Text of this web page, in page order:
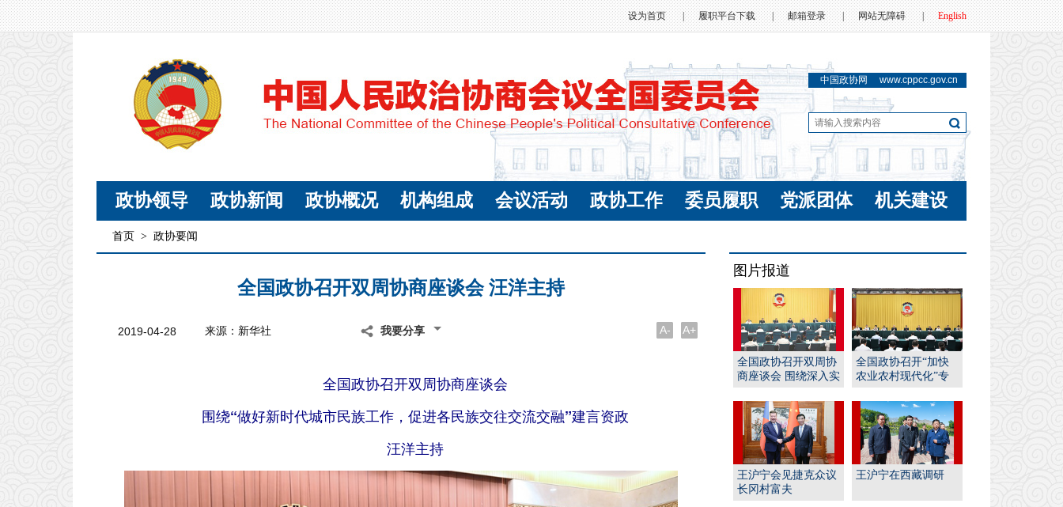
设为首页 履职平台下载 | 邮箱登录 网站无障碍 | English
中国政协网 www.cppcc.gov.cn
政协领导 政协新闻 政协概况 机构组成 会议活动 政协工作 委员履职 党派团体 机关建设
首页 > 政协要闻
全国政协召开双周协商座谈会 汪洋主持
2019-04-28 来源：新华社 我要分享 A- A+
全国政协召开双周协商座谈会
围绕“做好新时代城市民族工作，促进各民族交往交流交融”建言资政
汪洋主持
图片报道
全国政协召开双周协
商座谈会 围绕深入实
动...
全国政协召开“加快
农业农村现代化”专
并...
王沪宁会见捷克众议
长冈村富夫
王沪宁在西藏调研